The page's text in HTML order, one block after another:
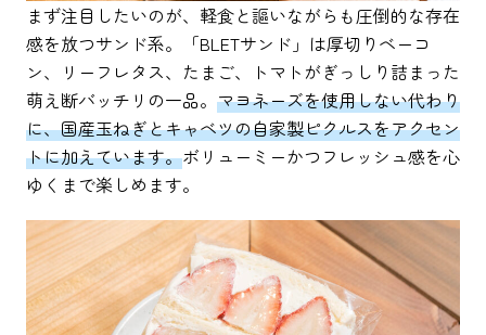
まず注目したいのが、軽食と謳いながらも圧倒的な存在
感を放つサンド系。「BLETサンド」は厚切りベーコ
ン、リーフレタス、たまご、トマトがぎっしり詰まった
萌え断バッチリの一品。 マヨネーズを使用しない代わり
に、国産玉ねぎとキャベツの自家製ピクルスをアクセン
トに加えています。ボリューミーかつフレッシュ感を心
ゆくまで楽しめます。